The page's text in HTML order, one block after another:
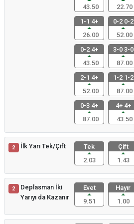
43.50
22.70
1-1 4+
26.00
0-2 0-2
52.00
0-2 4+
43.50
3-0 3-0
87.00
2-1 4+
52.00
1-2 1-2
87.00
0-3 4+
87.00
4+ 4+
43.50
2 İlk Yarı Tek/Çift
Tek
2.03
Çift
1.43
2
Deplasman İki
Yarıyı da Kazanır
Evet
9.51
Hayır
1.00